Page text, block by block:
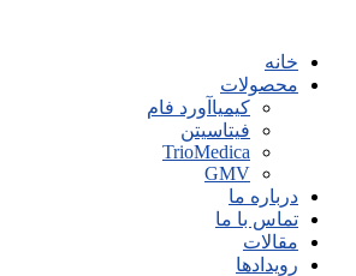
محتوا
خانه
محصولات
کیمیاآورد فام
فیتاسیتن
TrioMedica
GMV
درباره ما
تماس با ما
مقالات
رویدادها